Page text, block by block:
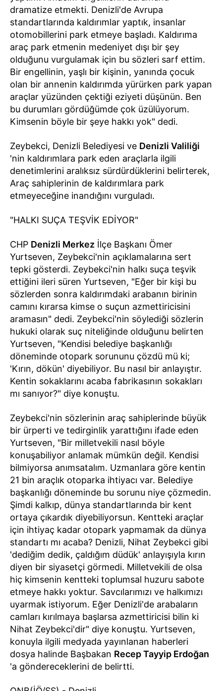
dramatize etmekti. Denizli'de Avrupa
standartlarında kaldırımlar yaptık, insanlar
otomobillerini park etmeye başladı. Kaldırıma
araç park etmenin medeniyet dışı bir şey
olduğunu vurgulamak için bu sözleri sarf ettim.
Bir engellinin, yaşlı bir kişinin, yanında çocuk
olan bir annenin kaldırımda yürürken park yapan
araçlar yüzünden çektiği eziyeti düşünün. Ben
bu durumları gördüğümde çok üzülüyorum.
Kimsenin böyle bir şeye hakkı yok" dedi.
Zeybekci, Denizli Belediyesi ve Denizli Valiliği
'nin kaldırımlara park eden araçlarla ilgili
denetimlerini aralıksız sürdürdüklerini belirterek,
Araç sahiplerinin de kaldırımlara park
etmeyeceğine inandığını vurguladı.
"HALKI SUÇA TEŞVİK EDİYOR"
CHP Denizli Merkez İlçe Başkanı Ömer
Yurtseven, Zeybekci'nin açıklamalarına sert
tepki gösterdi. Zeybekci'nin halkı suça teşvik
ettiğini ileri süren Yurtseven, "Eğer bir kişi bu
sözlerden sonra kaldırımdaki arabanın birinin
camını kırarsa kimse o suçun azmettiricisini
aramasın" dedi. Zeybekci'nin söylediği sözlerin
hukuki olarak suç niteliğinde olduğunu belirten
Yurtseven, "Kendisi belediye başkanlığı
döneminde otopark sorununu çözdü mü ki;
'Kırın, dökün' diyebiliyor. Bu nasıl bir anlayıştır.
Kentin sokaklarını acaba fabrikasının sokakları
mı sanıyor?" diye konuştu.
Zeybekci'nin sözlerinin araç sahiplerinde büyük
bir ürperti ve tedirginlik yarattığını ifade eden
Yurtseven, "Bir milletvekili nasıl böyle
konuşabiliyor anlamak mümkün değil. Kendisi
bilmiyorsa anımsatalım. Uzmanlara göre kentin
21 bin araçlık otoparka ihtiyacı var. Belediye
başkanlığı döneminde bu sorunu niye çözmedin.
Şimdi kalkıp, dünya standartlarında bir kent
ortaya çıkardık diyebiliyorsun. Kentteki araçlar
için ihtiyaç kadar otopark yapmamak da dünya
standartı mı acaba? Denizli, Nihat Zeybekci gibi
'dediğim dedik, çaldığım düdük' anlayışıyla kırın
diyen bir siyasetçi görmedi. Milletvekili de olsa
hiç kimsenin kentteki toplumsal huzuru sabote
etmeye hakkı yoktur. Savcılarımızı ve halkımızı
uyarmak istiyorum. Eğer Denizli'de arabaların
camları kırılmaya başlarsa azmettiricisi bilin ki
Nihat Zeybekci'dir" diye konuştu. Yurtseven,
konuyla ilgili medyada yayınlanan haberleri
dosya halinde Başbakan Recep Tayyip Erdoğan
'a göndereceklerini de belirtti.